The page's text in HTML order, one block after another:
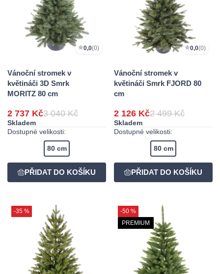
0,0(0)
Vánoční stromek v
květináči 3D Smrk
MORITZ 80 cm
2 737 Kč3 040 Kč
Skladem
Dostupné velikosti:
80 cm
0,0(0)
Vánoční stromek v
květináči Smrk FJORD 80
cm
2 126 Kč2 499 Kč
Skladem
Dostupné velikosti:
80 cm
-35 %
-50 %
PREMIUM